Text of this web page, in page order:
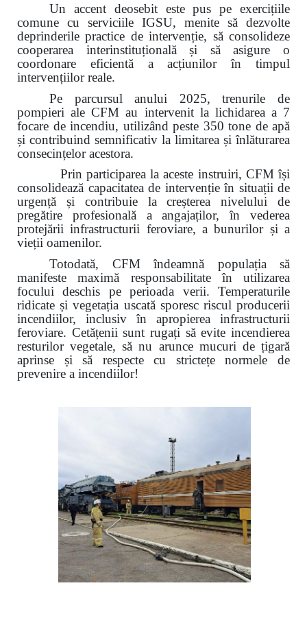
Un accent deosebit este pus pe exercițiile
comune cu serviciile IGSU, menite să dezvolte
deprinderile practice de intervenție, să consolideze
cooperarea interinstituțională și să asigure o
coordonare eficientă a acțiunilor în timpul
intervențiilor reale.
Pe parcursul anului 2025, trenurile de
pompieri ale CFM au intervenit la lichidarea a 7
focare de incendiu, utilizând peste 350 tone de apă
și contribuind semnificativ la limitarea și înlăturarea
consecințelor acestora.
Prin participarea la aceste instruiri, CFM își
consolidează capacitatea de intervenție în situații de
urgență și contribuie la creșterea nivelului de
pregătire profesională a angajaților, în vederea
protejării infrastructurii feroviare, a bunurilor și a
vieții oamenilor.
Totodată, CFM îndeamnă populația să
manifeste maximă responsabilitate în utilizarea
focului deschis pe perioada verii. Temperaturile
ridicate și vegetația uscată sporesc riscul producerii
incendiilor, inclusiv în apropierea infrastructurii
feroviare. Cetățenii sunt rugați să evite incendierea
resturilor vegetale, să nu arunce mucuri de țigară
aprinse și să respecte cu strictețe normele de
prevenire a incendiilor!